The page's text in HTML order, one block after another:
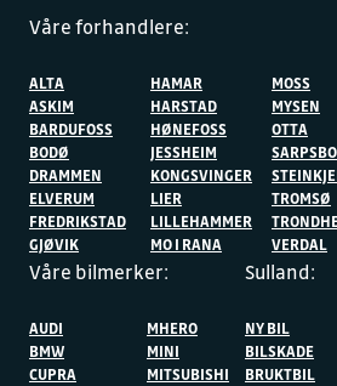
Våre forhandlere:
ALTA
ASKIM
BARDUFOSS
BODØ
DRAMMEN
ELVERUM
FREDRIKSTAD
GJØVIK
HAMAR
HARSTAD
HØNEFOSS
JESSHEIM
KONGSVINGER
LIER
LILLEHAMMER
MO I RANA
MOSS
MYSEN
OTTA
TROMSØ
VERDAL
Våre bilmerker:
AUDI
BMW
CUPRA
MHERO
MINI
MITSUBISHI
Sulland:
NY BIL
BILSKADE
BRUKTBIL